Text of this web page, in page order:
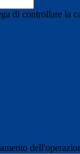
di controllare la